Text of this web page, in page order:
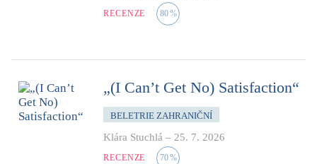
RECENZE 80%
„(I Can’t Get No) Satisfaction“
BELETRIE ZAHRANIČNÍ
Klára Stuchlá – 25. 7. 2026
RECENZE 70%